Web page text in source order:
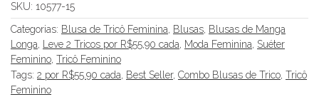
SKU: 10577-15
Categorias: Blusa de Tricô Feminina, Blusas, Blusas de Manga
Longa, Leve 2 Tricos por R$55,90 cada, Moda Feminina, Suéter
Feminino, Tricô Feminino
Tags: 2 por R$55.90 cada, Best Seller, Combo Blusas de Trico, Tricô
Feminino